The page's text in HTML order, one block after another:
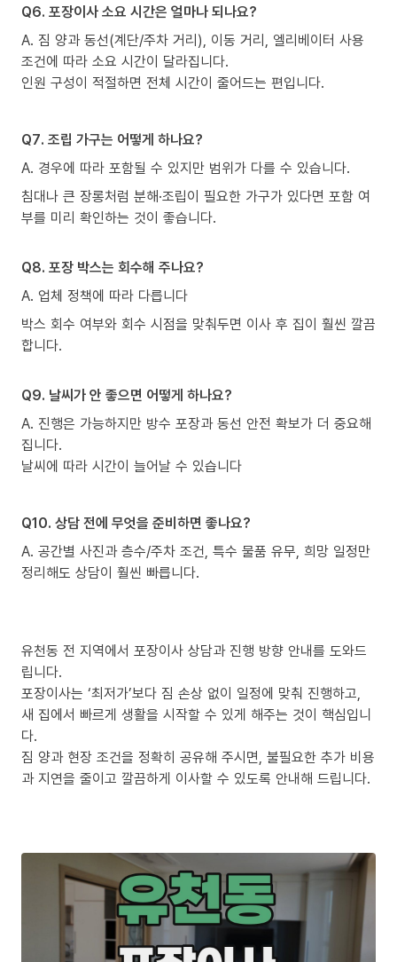
Q6. 포장이사 소요 시간은 얼마나 되나요?
A. 짐 양과 동선(계단/주차 거리), 이동 거리, 엘리베이터 사용
조건에 따라 소요 시간이 달라집니다.
인원 구성이 적절하면 전체 시간이 줄어드는 편입니다.
Q7. 조립 가구는 어떻게 하나요?
A. 경우에 따라 포함될 수 있지만 범위가 다를 수 있습니다.
침대나 큰 장롱처럼 분해·조립이 필요한 가구가 있다면 포함 여
부를 미리 확인하는 것이 좋습니다.
Q8. 포장 박스는 회수해 주나요?
A. 업체 정책에 따라 다릅니다
박스 회수 여부와 회수 시점을 맞춰두면 이사 후 집이 훨씬 깔끔
합니다.
Q9. 날씨가 안 좋으면 어떻게 하나요?
A. 진행은 가능하지만 방수 포장과 동선 안전 확보가 더 중요해
집니다.
날씨에 따라 시간이 늘어날 수 있습니다
Q10. 상담 전에 무엇을 준비하면 좋나요?
A. 공간별 사진과 층수/주차 조건, 특수 물품 유무, 희망 일정만
정리해도 상담이 훨씬 빠릅니다.
유천동 전 지역에서 포장이사 상담과 진행 방향 안내를 도와드
립니다.
포장이사는 ‘최저가’보다 짐 손상 없이 일정에 맞춰 진행하고,
새 집에서 빠르게 생활을 시작할 수 있게 해주는 것이 핵심입니
다.
짐 양과 현장 조건을 정확히 공유해 주시면, 불필요한 추가 비용
과 지연을 줄이고 깔끔하게 이사할 수 있도록 안내해 드립니다.